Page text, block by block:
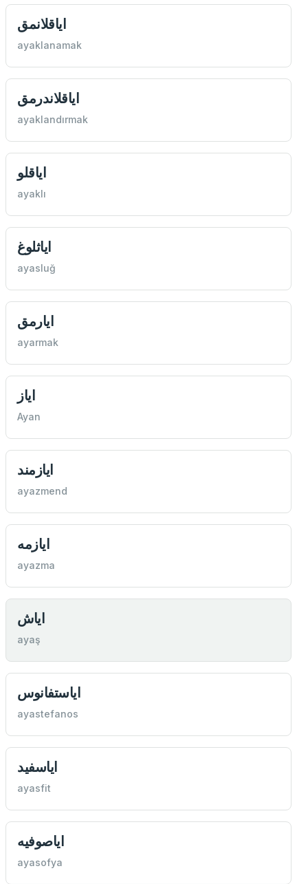
اياقلانمق
ayaklanamak
اياقلاندرمق
ayaklandırmak
اياقلو
ayaklı
اياثلوغ
ayasluğ
ايارمق
ayarmak
اياز
Ayan
ايازمند
ayazmend
ايازمه
ayazma
اياش
ayaş
اياستفانوس
ayastefanos
اياسفيد
ayasfit
اياصوفيه
ayasofya